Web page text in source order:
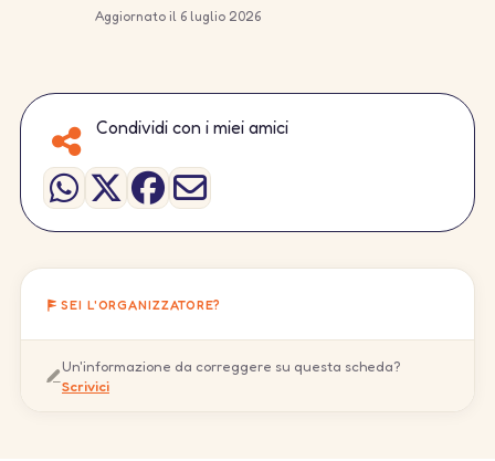
Aggiornato il 6 luglio 2026
Condividi con i miei amici
SEI L'ORGANIZZATORE?
Un'informazione da correggere su questa scheda?
Scrivici